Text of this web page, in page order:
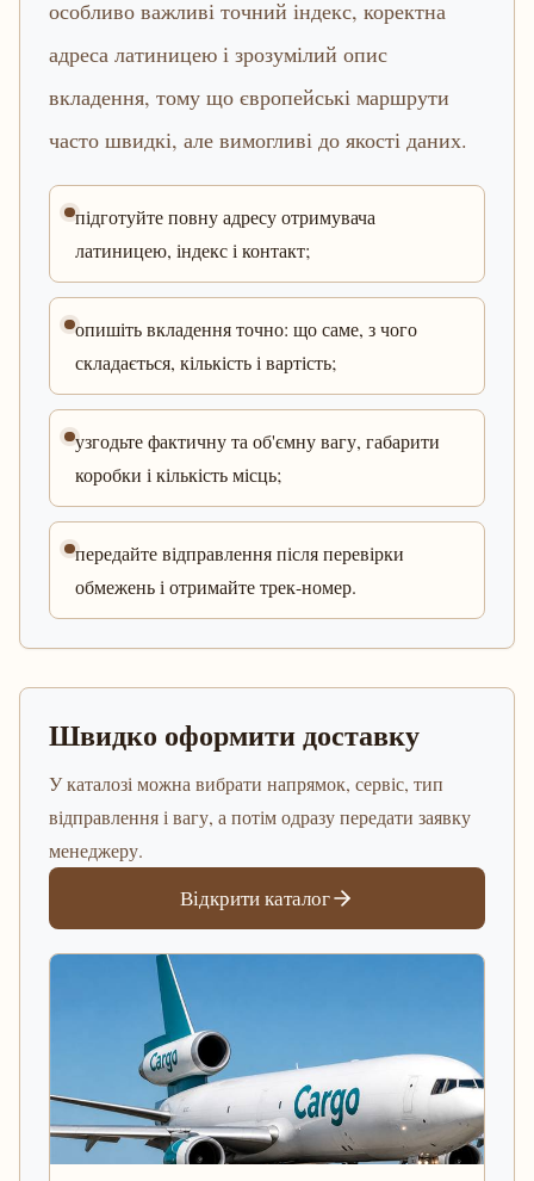
особливо важливі точний індекс, коректна
адреса латиницею і зрозумілий опис
вкладення, тому що європейські маршрути
часто швидкі, але вимогливі до якості даних.
підготуйте повну адресу отримувача
латиницею, індекс і контакт;
опишіть вкладення точно: що саме, з чого
складається, кількість і вартість;
узгодьте фактичну та об'ємну вагу, габарити
коробки і кількість місць;
передайте відправлення після перевірки
обмежень і отримайте трек-номер.
Швидко оформити доставку
У каталозі можна вибрати напрямок, сервіс, тип
відправлення і вагу, а потім одразу передати заявку
менеджеру.
Відкрити каталог